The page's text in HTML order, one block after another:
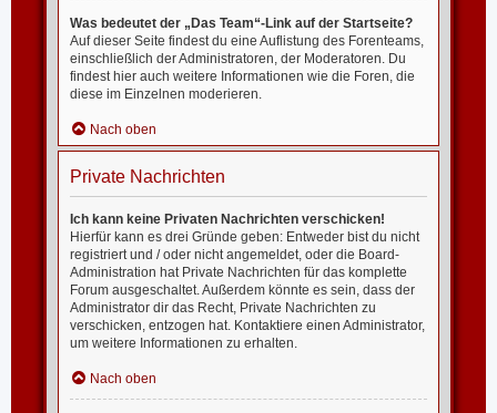
Was bedeutet der „Das Team“-Link auf der Startseite?
Auf dieser Seite findest du eine Auflistung des Forenteams,
einschließlich der Administratoren, der Moderatoren. Du
findest hier auch weitere Informationen wie die Foren, die
diese im Einzelnen moderieren.
Nach oben
Private Nachrichten
Ich kann keine Privaten Nachrichten verschicken!
Hierfür kann es drei Gründe geben: Entweder bist du nicht
registriert und / oder nicht angemeldet, oder die Board-
Administration hat Private Nachrichten für das komplette
Forum ausgeschaltet. Außerdem könnte es sein, dass der
Administrator dir das Recht, Private Nachrichten zu
verschicken, entzogen hat. Kontaktiere einen Administrator,
um weitere Informationen zu erhalten.
Nach oben